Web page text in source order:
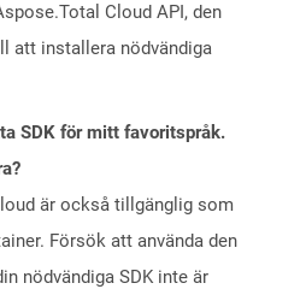
Cloud API, den
att installera nödvändiga
SDK för mitt favoritspråk.
är också tillgänglig som
Försök att använda den
nödvändiga SDK inte är